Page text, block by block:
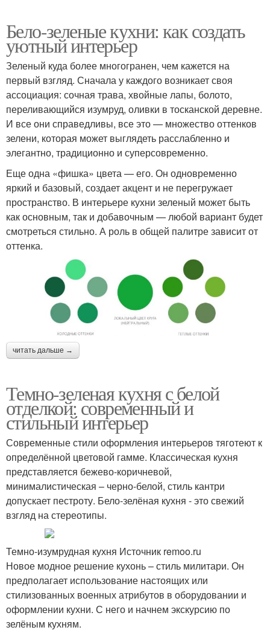
Бело-зеленые кухни: как создать
уютный интерьер
Зеленый куда более многогранен, чем кажется на
первый взгляд. Сначала у каждого возникает своя
ассоциация: сочная трава, хвойные лапы, болото,
переливающийся изумруд, оливки в тосканской деревне.
И все они справедливы, все это — множество оттенков
зелени, которая может выглядеть расслабленно и
элегантно, традиционно и суперсовременно.
Еще одна «фишка» цвета — его. Он одновременно
яркий и базовый, создает акцент и не перегружает
пространство. В интерьере кухни зеленый может быть
как основным, так и добавочным — любой вариант будет
смотреться стильно. А роль в общей палитре зависит от
оттенка.
читать дальше →
Темно-зеленая кухня с белой
отделкой: современный и
стильный интерьер
Современные стили оформления интерьеров тяготеют к
определённой цветовой гамме. Классическая кухня
представляется бежево-коричневой,
минималистическая – черно-белой, стиль кантри
допускает пестроту. Бело-зелёная кухня - это свежий
взгляд на стереотипы.
Темно-изумрудная кухня Источник remoo.ru
Новое модное решение кухонь – стиль милитари. Он
предполагает использование настоящих или
стилизованных военных атрибутов в оборудовании и
оформлении кухни. С него и начнем экскурсию по
зелёным кухням.